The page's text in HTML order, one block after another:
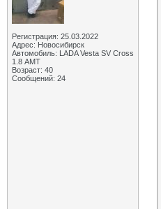
Регистрация: 25.03.2022
Адрес: Новосибирск
Автомобиль: LADA Vesta SV Cross
1.8 АМТ
Возраст: 40
Сообщений: 24